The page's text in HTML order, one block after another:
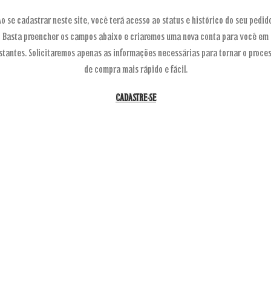
se cadastrar neste site, você terá acesso ao status e histórico do seu
Basta preencher os campos abaixo e criaremos uma nova conta para você em
Solicitaremos apenas as informações necessárias para tornar o
de compra mais rápido e fácil.
CADASTRE-SE